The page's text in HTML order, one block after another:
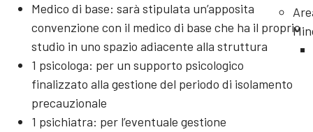
Medico di base: sarà stipulata un’apposita
convenzione con il medico di base che ha il proprio
studio in uno spazio adiacente alla struttura
1 psicologa: per un supporto psicologico
finalizzato alla gestione del periodo di isolamento
precauzionale
1 psichiatra: per l’eventuale gestione